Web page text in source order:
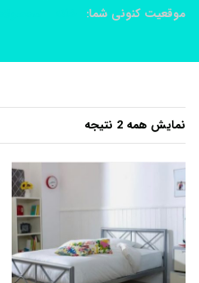
موقعیت کنونی شما:
نمایش همه 2 نتیجه
بر
اساس
محبوبیت